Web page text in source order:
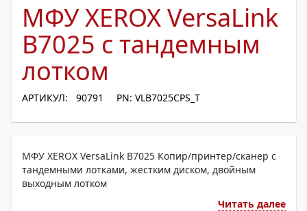
МФУ XEROX VersaLink
B7025 с тандемным
лотком
АРТИКУЛ: 90791 PN: VLB7025CPS_T
МФУ XEROX VersaLink B7025 Копир/принтер/сканер с
тандемными лотками, жестким диском, двойным
выходным лотком
Читать далее